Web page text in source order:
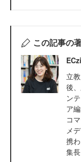
この記事の
立
後
ン
ア
コ
メ
携
集